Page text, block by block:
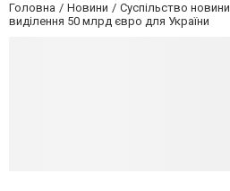
Головна Новини Суспільство новини
виділення 50 млрд євро для України